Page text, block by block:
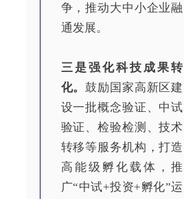
争，推动大中小企业融
通发展。
三是强化科技成果转
化。鼓励国家高新区建
设一批概念验证、中试
验证、检验检测、技术
转移等服务机构，打造
高能级孵化载体，推
广“中试+投资+孵化”运